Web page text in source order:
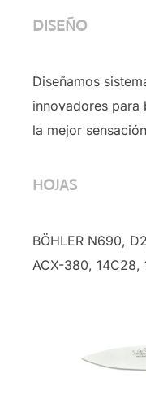
DISEÑO
Diseñamos
innovadores para
la mejor
HOJAS
BÖHLER N690,
ACX-380, 14C28,